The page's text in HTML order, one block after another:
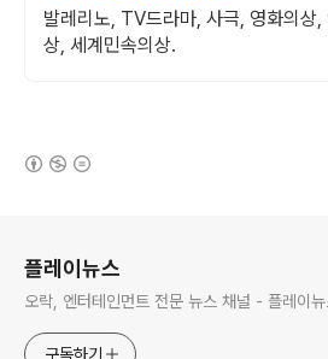
발레리노, TV드라마, 사극, 영화의상,
상, 세계민속의상.
플레이뉴스
오락, 엔터테인먼트 전문 뉴스 채널 - 플레이뉴
구독하기